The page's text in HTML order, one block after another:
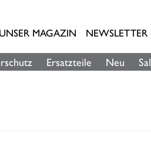
UNSER MAGAZIN NEWSLETTER
Ersatzteile Neu